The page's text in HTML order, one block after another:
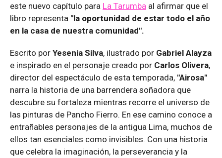
este nuevo capítulo para La Tarumba al afirmar que el
libro representa "la oportunidad de estar todo el año
en la casa de nuestra comunidad".
Escrito por Yesenia Silva, ilustrado por Gabriel Alayza
e inspirado en el personaje creado por Carlos Olivera,
director del espectáculo de esta temporada, "Airosa"
narra la historia de una barrendera soñadora que
descubre su fortaleza mientras recorre el universo de
las pinturas de Pancho Fierro. En ese camino conoce a
entrañables personajes de la antigua Lima, muchos de
ellos tan esenciales como invisibles. Con una historia
que celebra la imaginación, la perseverancia y la